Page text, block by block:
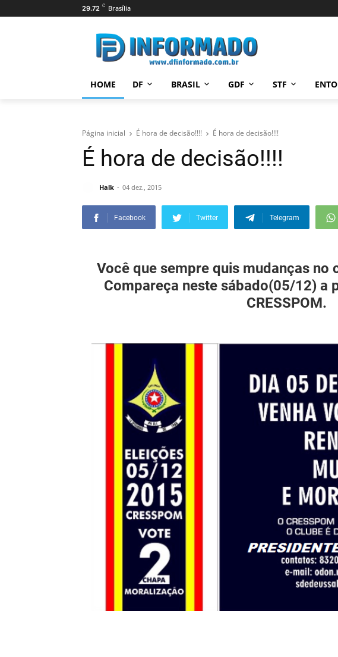
29.72 C Brasília
HOME DF BRASIL GDF STF
Página inicial É hora de decisão!!!! É hora de decisão!!!!
É hora de decisão!!!!
Halk 04 dez., 2015
Facebook Twitter Telegram
Você que sempre quis mudanças no
Compareça neste sábado(05/12) a
CRESSPOM.